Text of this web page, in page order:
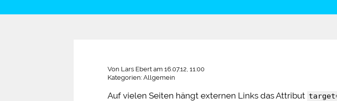
Von Lars Ebert am 16.07.12, 11:00
Kategorien: Allgemein
Auf vielen Seiten hängt externen Links das Attribut